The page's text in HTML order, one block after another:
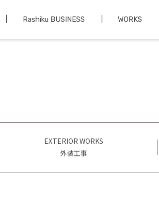
Rashiku BUSINESS WORKS
EXTERIOR WORKS
外装工事